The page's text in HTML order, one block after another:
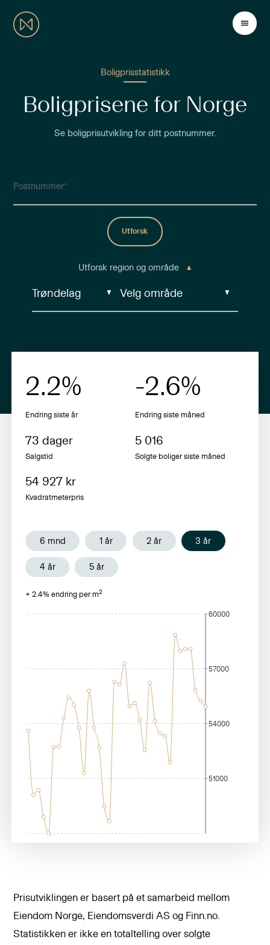
Boligprisstatistikk
Boligprisene for Norge
Se boligprisutvikling for ditt postnummer.
Postnummer
Utforsk
Utforsk region og område
2.2%
Endring siste år
-2.6%
Endring siste måned
73 dager
Salgstid
5 016
Solgte boliger siste måned
54 927 kr
Kvadratmeterpris
6 mnd 1 år 2 år 3 år
4 år 5 år
+2.4% endring per m2
51000
54000
57000
60000
Prisutviklingen er basert på et samarbeid mellom
Eiendom Norge, Eiendomsverdi AS og Finn.no.
Statistikken er ikke en totaltelling over solgte